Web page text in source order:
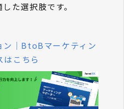
た選択肢です。
｜BtoBマーケティン
はこちら